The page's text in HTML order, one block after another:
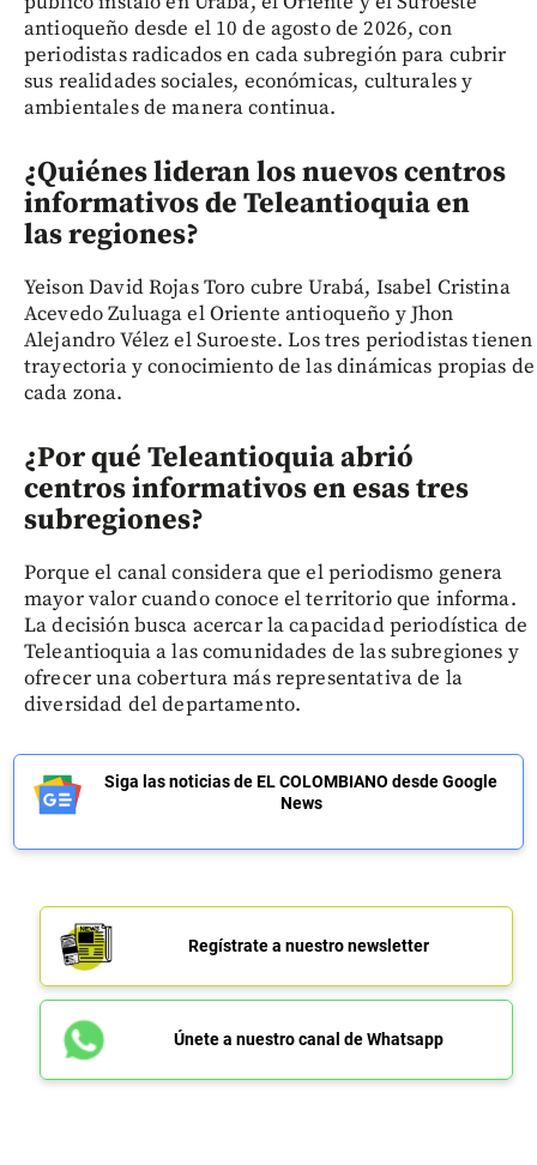
antioqueño desde el 10 de agosto de 2026, con
periodistas radicados en cada subregión para cubrir
sus realidades sociales, económicas, culturales y
ambientales de manera continua.
¿Quiénes lideran los nuevos centros
informativos de Teleantioquia en
las regiones?
Yeison David Rojas Toro cubre Urabá, Isabel Cristina
Acevedo Zuluaga el Oriente antioqueño y Jhon
Alejandro Vélez el Suroeste. Los tres periodistas tienen
trayectoria y conocimiento de las dinámicas propias de
cada zona.
¿Por qué Teleantioquia abrió
centros informativos en esas tres
subregiones?
Porque el canal considera que el periodismo genera
mayor valor cuando conoce el territorio que informa.
La decisión busca acercar la capacidad periodística de
Teleantioquia a las comunidades de las subregiones y
ofrecer una cobertura más representativa de la
diversidad del departamento.
Siga las noticias de EL COLOMBIANO desde Google
News
Regístrate a nuestro newsletter
Únete a nuestro canal de Whatsapp